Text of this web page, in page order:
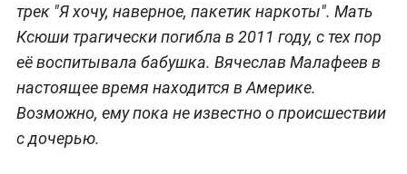
трек "Я хочу, наверное, пакетик наркоты". Мать
Ксюши трагически погибла в 2011 году, с тех пор
её воспитывала бабушка. Вячеслав Малафеев в
настоящее время находится в Америке.
Возможно, ему пока не известно о происшествии
с дочерью.